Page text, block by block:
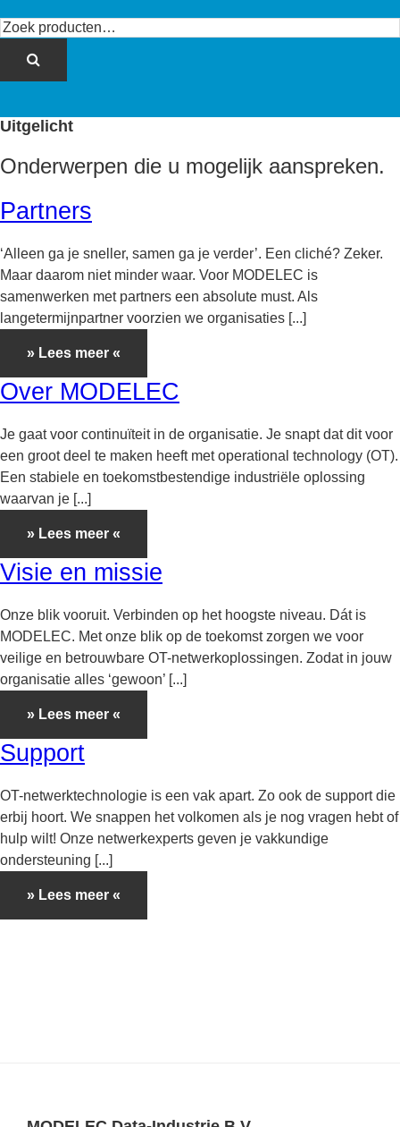
Zoeken
Uitgelicht
Onderwerpen die u mogelijk aanspreken.
Partners
‘Alleen ga je sneller, samen ga je verder’. Een cliché? Zeker.
Maar daarom niet minder waar. Voor MODELEC is
samenwerken met partners een absolute must. Als
langetermijnpartner voorzien we organisaties [...]
» Lees meer «
Over MODELEC
Je gaat voor continuïteit in de organisatie. Je snapt dat dit voor
een groot deel te maken heeft met operational technology (OT).
Een stabiele en toekomstbestendige industriële oplossing
waarvan je [...]
» Lees meer «
Visie en missie
Onze blik vooruit. Verbinden op het hoogste niveau. Dát is
MODELEC. Met onze blik op de toekomst zorgen we voor
veilige en betrouwbare OT-netwerkoplossingen. Zodat in jouw
organisatie alles ‘gewoon’ [...]
» Lees meer «
Support
OT-netwerktechnologie is een vak apart. Zo ook de support die
erbij hoort. We snappen het volkomen als je nog vragen hebt of
hulp wilt! Onze netwerkexperts geven je vakkundige
ondersteuning [...]
» Lees meer «